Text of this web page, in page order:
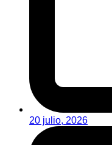
20 julio, 2026